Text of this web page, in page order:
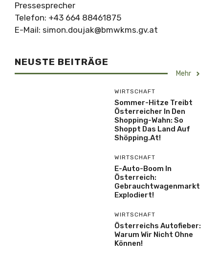
Pressesprecher
Telefon: +43 664 88461875
E-Mail: simon.doujak@bmwkms.gv.at
NEUSTE BEITRÄGE
Mehr
WIRTSCHAFT
Sommer-Hitze Treibt
Österreicher In Den
Shopping-Wahn: So
Shoppt Das Land Auf
Shöpping.at!
WIRTSCHAFT
E-Auto-Boom In
Österreich:
Gebrauchtwagenmarkt
Explodiert!
WIRTSCHAFT
Österreichs Autofieber:
Warum Wir Nicht Ohne
Können!